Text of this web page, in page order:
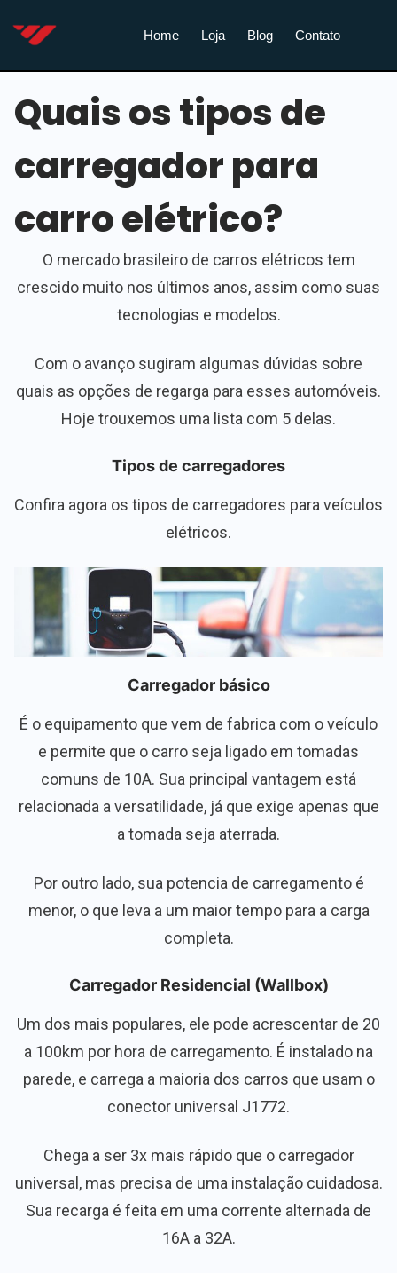
Home Loja Blog Contato
Quais os tipos de
carregador para
carro elétrico?
O mercado brasileiro de carros elétricos tem
crescido muito nos últimos anos, assim como suas
tecnologias e modelos.
Com o avanço sugiram algumas dúvidas sobre
quais as opções de regarga para esses automóveis.
Hoje trouxemos uma lista com 5 delas.
Tipos de carregadores
Confira agora os tipos de carregadores para veículos
elétricos.
Carregador básico
É o equipamento que vem de fabrica com o veículo
e permite que o carro seja ligado em tomadas
comuns de 10A. Sua principal vantagem está
relacionada a versatilidade, já que exige apenas que
a tomada seja aterrada.
Por outro lado, sua potencia de carregamento é
menor, o que leva a um maior tempo para a carga
completa.
Carregador Residencial (Wallbox)
Um dos mais populares, ele pode acrescentar de 20
a 100km por hora de carregamento. É instalado na
parede, e carrega a maioria dos carros que usam o
conector universal J1772.
Chega a ser 3x mais rápido que o carregador
universal, mas precisa de uma instalação cuidadosa.
Sua recarga é feita em uma corrente alternada de
16A a 32A.